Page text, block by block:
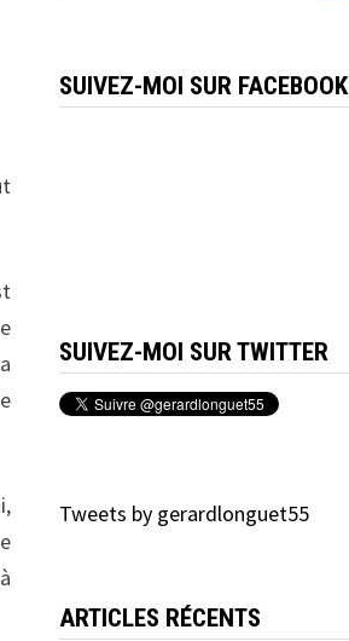
SUIVEZ-MOI SUR FACEBOOK
SUIVEZ-MOI SUR TWITTER
Tweets by gerardlonguet55
ARTICLES RÉCENTS